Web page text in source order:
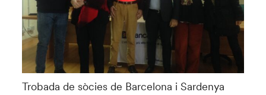
Trobada de sòcies de Barcelona i Sardenya